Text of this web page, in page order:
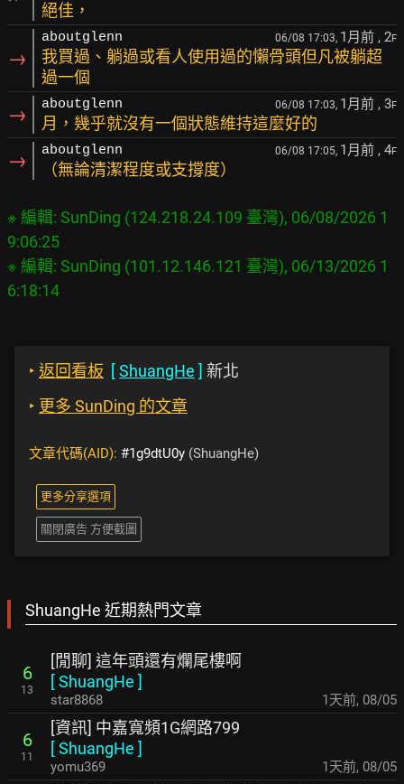
絕佳，
→
aboutglenn 06/08 17:03, 1月前 , 2F
我買過、躺過或看人使用過的懶骨頭但凡被躺超
過一個
→ aboutglenn 06/08 17:03, 1月前 , 3F
月，幾乎就沒有一個狀態維持這麼好的
→ aboutglenn 06/08 17:05, 1月前 , 4F
（無論清潔程度或支撐度）
※ 編輯: SunDing (124.218.24.109 臺灣), 06/08/2026 1
9:06:25
※ 編輯: SunDing (101.12.146.121 臺灣), 06/13/2026 1
‣ 返回看板 [ShuangHe ] 新北
‣ 更多 SunDing 的文章
文章代碼(AID): #1g9dtU0y (ShuangHe)
更多分享選項
關閉廣告 方便截圖
ShuangHe 近期熱門文章
6
13
[閒聊] 這年頭還有爛尾樓啊
[ShuangHe ]
star8868 1天前, 08/05
6
11
[資訊] 中嘉寬頻1G網路799
[ShuangHe ]
yomu369 1天前, 08/05